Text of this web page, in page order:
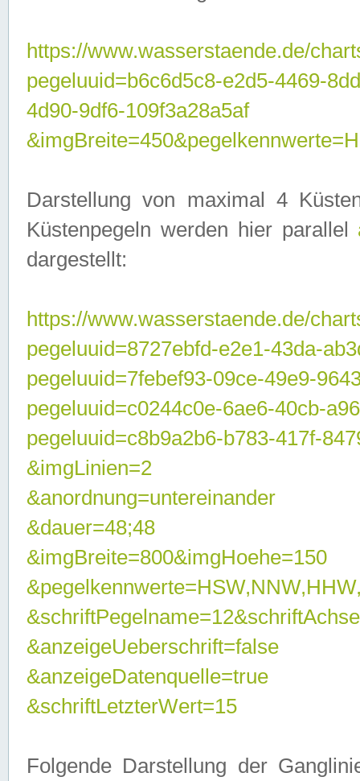
https://www.wasserstaende.de/
pegeluuid=b6c6d5c8-e2d5-4469-
4d90-9df6-109f3a28a5af
Darstellung von maximal 4
Küstenpegeln werden hier parallel
dargestellt:
https://www.wasserstaende.de/
pegeluuid=8727ebfd-e2e1-43da-
pegeluuid=7febef93-09ce-49e9-
pegeluuid=c0244c0e-6ae6-40cb-
pegeluuid=c8b9a2b6-b783-417f-
&imgLinien=2
&anordnung=untereinander
&dauer=48;48
&imgBreite=800&imgHoehe=150
&anzeigeUeberschrift=false
&anzeigeDatenquelle=true
&schriftLetzterWert=15
Folgende Darstellung der